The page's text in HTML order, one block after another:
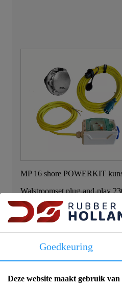
MP 16 shore POWERKIT
Walstroomset plug-and-play
Maak uw keuze:
35MP16PK
Goedkeuring
Deze website maakt gebruik van